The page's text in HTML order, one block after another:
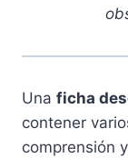
Una ficha
contener
comprensión